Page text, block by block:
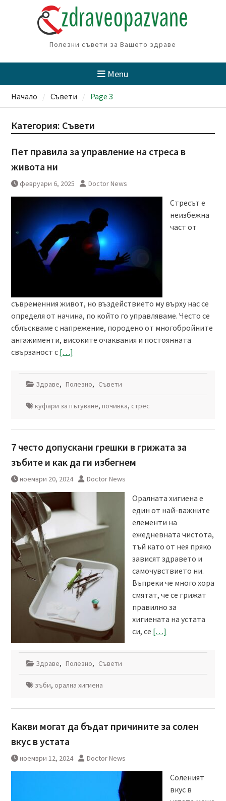
Полезни съвети за Вашето здраве
Menu
Начало Съвети Page 3
Категория: Съвети
Пет правила за управление на стреса в
живота ни
февруари 6, 2025 Doctor News
Стресът е
неизбежна
част от
съвременния живот, но въздействието му върху нас се
определя от начина, по който го управляваме. Често се
сблъскваме с напрежение, породено от многобройните
ангажименти, високите очаквания и постоянната
свързаност с […]
Здраве, Полезно, Съвети
куфари за пътуване, почивка, стрес
7 често допускани грешки в грижата за
зъбите и как да ги избегнем
ноември 20, 2024 Doctor News
Оралната хигиена е
един от най-важните
елементи на
ежедневната чистота,
тъй като от нея пряко
зависят здравето и
самочувствието ни.
Въпреки че много хора
смятат, че се грижат
правилно за
хигиената на устата
си, се […]
Здраве, Полезно, Съвети
зъби, орална хигиена
Какви могат да бъдат причините за солен
вкус в устата
ноември 12, 2024 Doctor News
Соленият
вкус в